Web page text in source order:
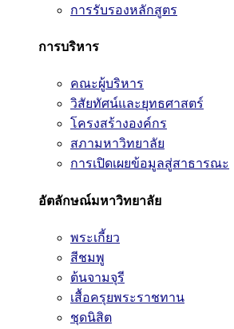
การรับรองหลักสูตร
การบริหาร
คณะผู้บริหาร
วิสัยทัศน์และยุทธศาสตร์
โครงสร้างองค์กร
สภามหาวิทยาลัย
การเปิดเผยข้อมูลสู่สาธารณะ
อัตลักษณ์มหาวิทยาลัย
พระเกี้ยว
สีชมพู
ต้นจามจุรี
เสื้อครุยพระราชทาน
ชุดนิสิต